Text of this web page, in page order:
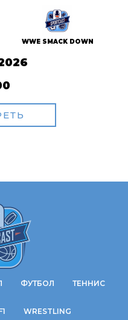
WWE SMACK DOWN
ФУТБОЛ ТЕННИС
WRESTLING